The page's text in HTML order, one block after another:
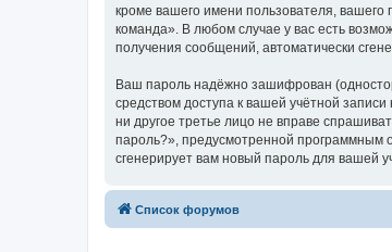
кроме вашего имени пользователя,
команда». В любом случае у вас есть
получения сообщений, автоматически
Ваш пароль надёжно зашифрован
средством доступа к вашей учётной
ни другое третье лицо не вправе
пароль?», предусмотренной программным
сгенерирует вам новый пароль для вашей
Список форумов